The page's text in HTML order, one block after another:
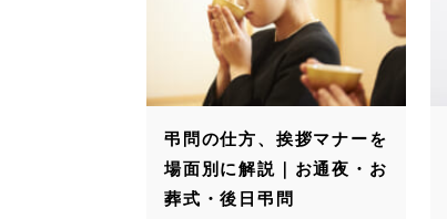
弔問の仕方、挨拶マナーを
場面別に解説｜お通夜・お
葬式・後日弔問